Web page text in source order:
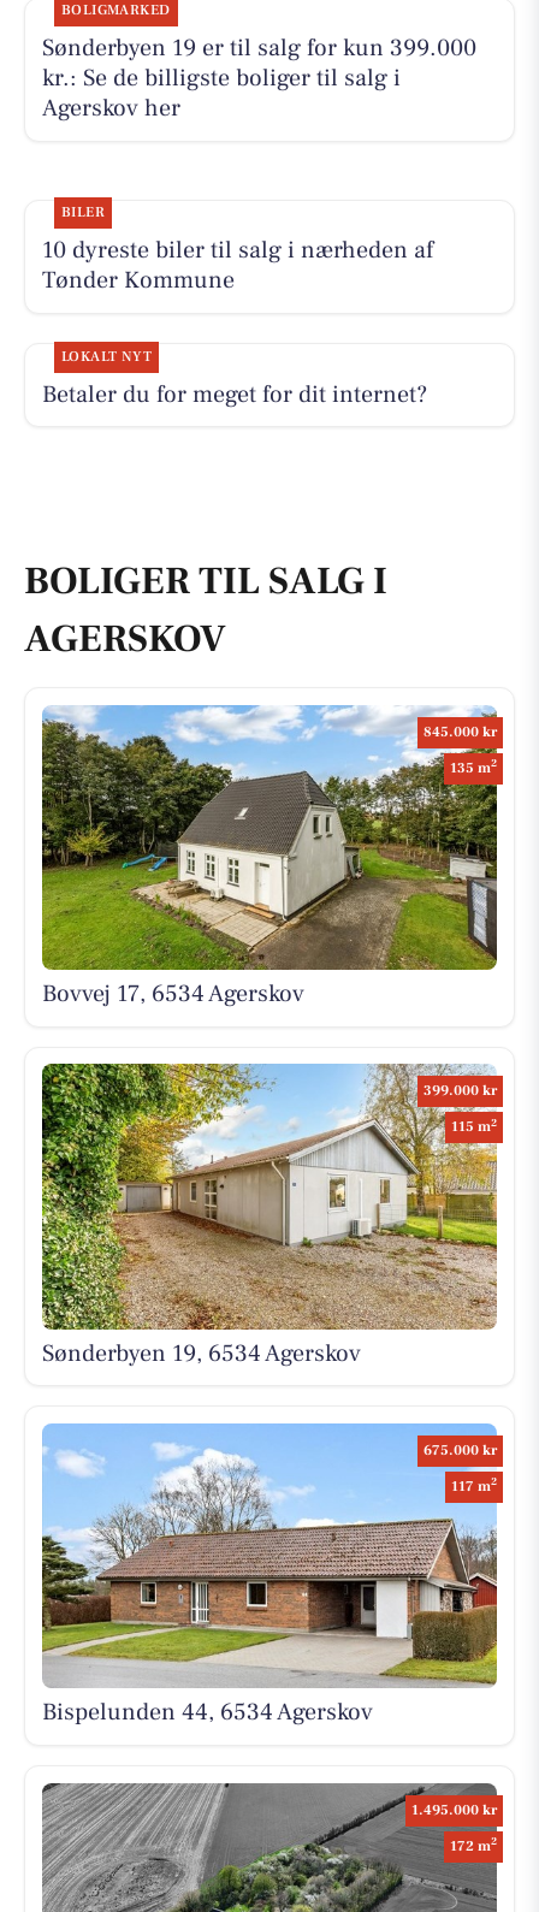
BOLIGMARKED
Sønderbyen 19 er til salg for kun 399.000
kr.: Se de billigste boliger til salg i
Agerskov her
BILER
10 dyreste biler til salg i nærheden af
Tønder Kommune
LOKALT NYT
Betaler du for meget for dit internet?
BOLIGER TIL SALG I
AGERSKOV
845.000 kr
135 m2
Bovvej 17, 6534 Agerskov
399.000 kr
115 m2
Sønderbyen 19, 6534 Agerskov
675.000 kr
117 m2
Bispelunden 44, 6534 Agerskov
1.495.000 kr
172 m2